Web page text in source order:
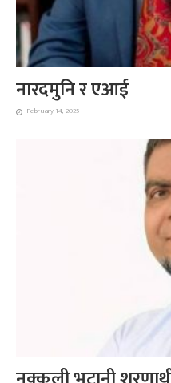
नारदमुनि र एआई
February 14, 2025